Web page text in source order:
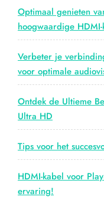
Optimaal genieten
hoogwaardige
Verbeter je
voor optimale
Ontdek de Ultieme
Ultra HD
Tips voor het
HDMI-kabel voor
ervaring!